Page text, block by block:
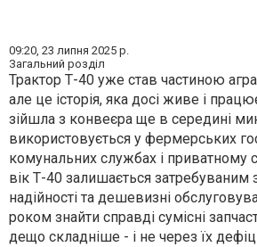
09:20, 23 липня 2025 р.
Загальний розділ
Трактор Т-40 уже став частиною
але це історія, яка досі живе і
зійшла з конвеєра ще в середині
використовується у фермерських
комунальних службах і приватному
вік Т-40 залишається затребуваним
надійності та дешевизні
роком знайти справді сумісні
дещо складніше - і не через їх